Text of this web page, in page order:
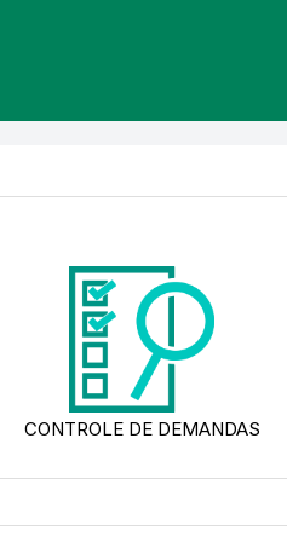
CONTROLE DE DEMANDAS